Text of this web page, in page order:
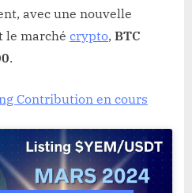
avec une nouvelle
le marché crypto, BTC
.
Contribution en cours